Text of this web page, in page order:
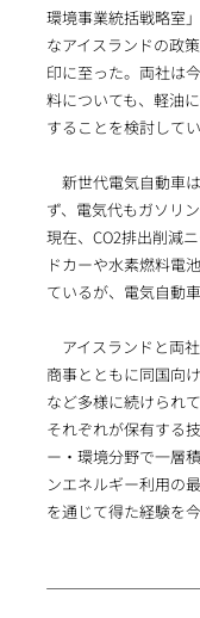
環境事業統括戦略室
なアイスランドの政
印に至った。両社は
料についても、軽油
することを検討して
新世代電気自動車
ず、電気代もガソリ
現在、CO2排出削減
ドカーや水素燃料電
ているが、電気自動
アイスランドと両
商事とともに同国向
など多様に続けられ
それぞれが保有する
ー・環境分野で一層
ンエネルギー利用の
を通じて得た経験を